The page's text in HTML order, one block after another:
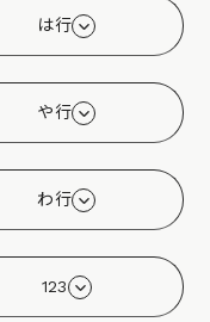
は行
や行
わ行
123